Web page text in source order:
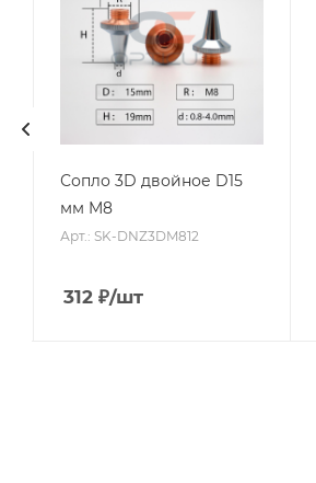
Сопло 3D двойное D15
мм M8
Арт.: SK-DNZ3DM812
312₽/шт